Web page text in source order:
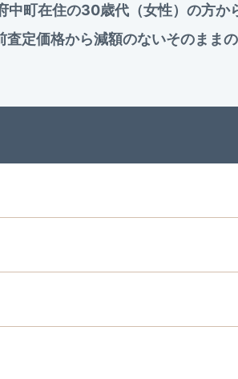
町在住の30歳代（女性）の方か
定価格から減額のないそのまま